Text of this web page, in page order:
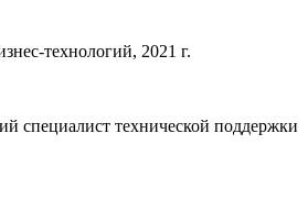
технологий, 2021 г.
технической поддержки